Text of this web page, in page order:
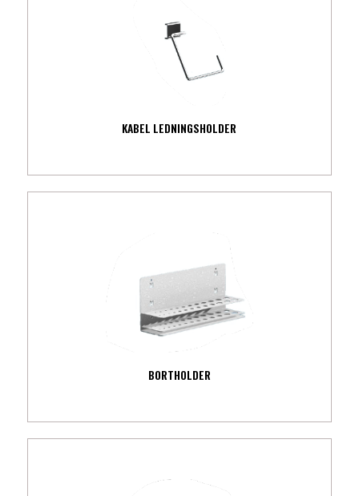
KABEL LEDNINGSHOLDER
BORTHOLDER